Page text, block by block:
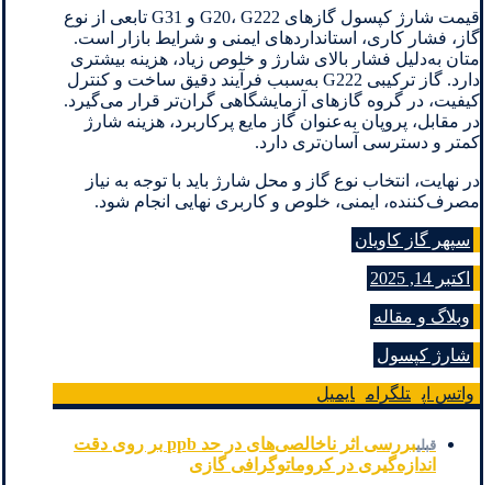
قیمت شارژ کپسول گازهای G20، G222 و G31 تابعی از نوع
گاز، فشار کاری، استانداردهای ایمنی و شرایط بازار است.
متان به‌دلیل فشار بالای شارژ و خلوص زیاد، هزینه بیشتری
دارد. گاز ترکیبی G222 به‌سبب فرآیند دقیق ساخت و کنترل
کیفیت، در گروه گازهای آزمایشگاهی گران‌تر قرار می‌گیرد.
در مقابل، پروپان به‌عنوان گاز مایع پرکاربرد، هزینه شارژ
کمتر و دسترسی آسان‌تری دارد.
در نهایت، انتخاب نوع گاز و محل شارژ باید با توجه به نیاز
مصرف‌کننده، ایمنی، خلوص و کاربری نهایی انجام شود.
سپهر گاز کاویان
اکتبر 14, 2025
وبلاگ و مقاله
شارژ کپسول
واتس اپ تلگرام ایمیل
قبلی
بررسی اثر ناخالصی‌های در حد ppb بر روی دقت
اندازه‌گیری در کروماتوگرافی گازی